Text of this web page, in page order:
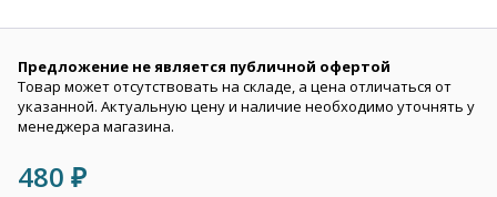
Предложение не является публичной офертой
Товар может отсутствовать на складе, а цена отличаться от
указанной. Актуальную цену и наличие необходимо уточнять у
менеджера магазина.
480 ₽